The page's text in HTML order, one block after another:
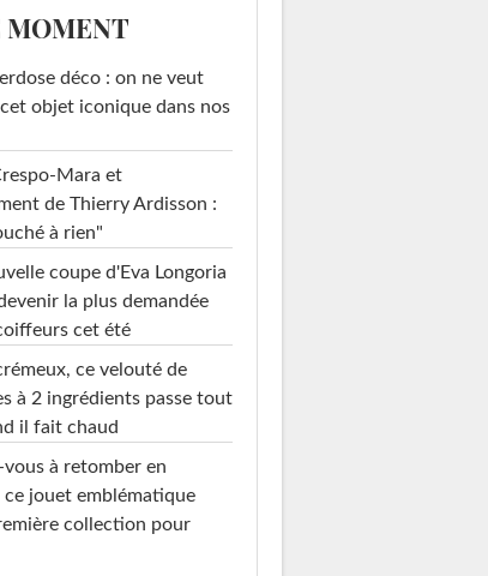
MOMENT
déco : on ne veut
objet iconique dans nos
Mara et
de Thierry Ardisson :
à rien"
coupe d'Eva Longoria
la plus demandée
cet été
ce velouté de
à 2 ingrédients passe tout
il fait chaud
vous à retomber en
ce jouet emblématique
collection pour